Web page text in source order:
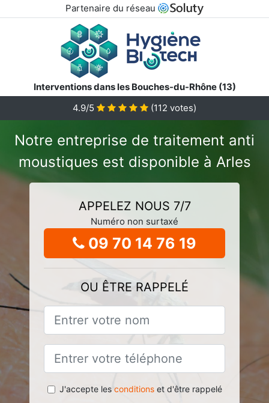
Partenaire du réseau
Interventions dans les Bouches-du-Rhône (13)
4.9/5
(112 votes)
Notre entreprise de traitement anti
moustiques est disponible à Arles
APPELEZ NOUS 7/7
Numéro non surtaxé
09 70 14 76 19
OU ÊTRE RAPPELÉ
J'accepte les conditionset d'être rappelé